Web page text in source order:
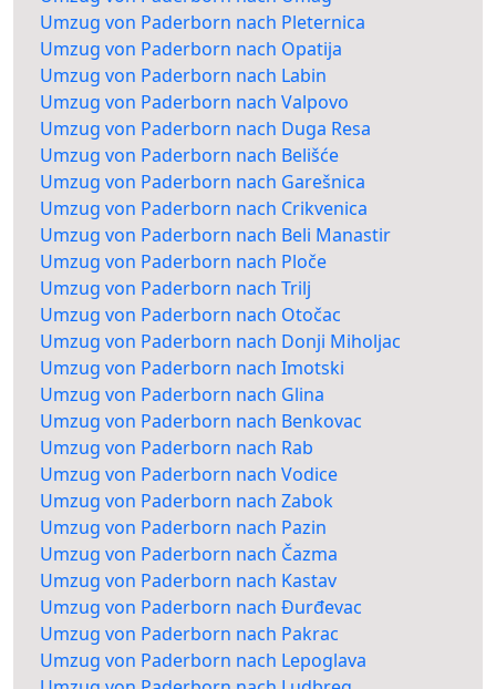
Umzug von Paderborn nach Pleternica
Umzug von Paderborn nach Opatija
Umzug von Paderborn nach Labin
Umzug von Paderborn nach Valpovo
Umzug von Paderborn nach Duga Resa
Umzug von Paderborn nach Belišće
Umzug von Paderborn nach Garešnica
Umzug von Paderborn nach Crikvenica
Umzug von Paderborn nach Beli Manastir
Umzug von Paderborn nach Ploče
Umzug von Paderborn nach Trilj
Umzug von Paderborn nach Otočac
Umzug von Paderborn nach Donji Miholjac
Umzug von Paderborn nach Imotski
Umzug von Paderborn nach Glina
Umzug von Paderborn nach Benkovac
Umzug von Paderborn nach Rab
Umzug von Paderborn nach Vodice
Umzug von Paderborn nach Zabok
Umzug von Paderborn nach Pazin
Umzug von Paderborn nach Čazma
Umzug von Paderborn nach Kastav
Umzug von Paderborn nach Đurđevac
Umzug von Paderborn nach Pakrac
Umzug von Paderborn nach Lepoglava